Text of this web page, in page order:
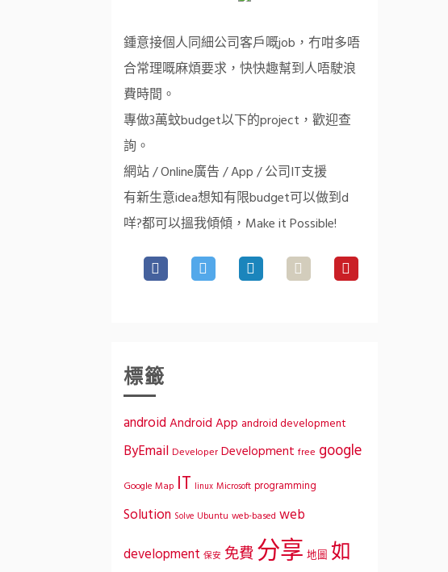
鍾意接個人同細公司客戶嘅job，冇咁多唔
合常理嘅麻煩要求，快快趣幫到人唔駛浪
費時間。
專做3萬蚊budget以下的project，歡迎查
詢。
網站 / Online廣告 / App / 公司IT支援
有新生意idea想知有限budget可以做到d
咩?都可以搵我傾傾，Make it Possible!
標籤
android Android App android development
ByEmail Developer Development free google
Google Map IT linux Microsoft programming
Solution Solve Ubuntu web-based web
development 保安 免費分享 地圖 如